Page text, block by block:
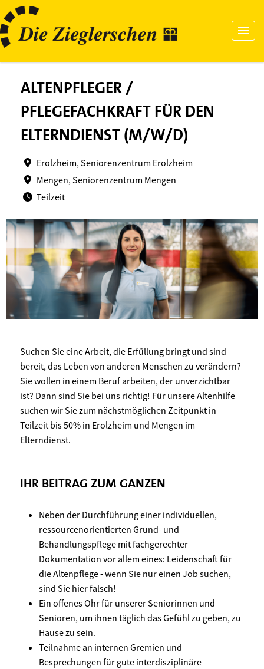
ALTENPFLEGER /
PFLEGEFACHKRAFT FÜR DEN
ELTERNDIENST (M/W/D)
Erolzheim, Seniorenzentrum Erolzheim
Mengen, Seniorenzentrum Mengen
Teilzeit
Suchen Sie eine Arbeit, die Erfüllung bringt und sind
bereit, das Leben von anderen Menschen zu verändern?
Sie wollen in einem Beruf arbeiten, der unverzichtbar
ist? Dann sind Sie bei uns richtig! Für unsere Altenhilfe
suchen wir Sie zum nächstmöglichen Zeitpunkt in
Teilzeit bis 50% in Erolzheim und Mengen im
Elterndienst.
IHR BEITRAG ZUM GANZEN
Neben der Durchführung einer individuellen,
ressourcenorientierten Grund- und
Behandlungspflege mit fachgerechter
Dokumentation vor allem eines: Leidenschaft für
die Altenpflege - wenn Sie nur einen Job suchen,
sind Sie hier falsch!
Ein offenes Ohr für unserer Seniorinnen und
Senioren, um ihnen täglich das Gefühl zu geben, zu
Hause zu sein.
Teilnahme an internen Gremien und
Besprechungen für gute interdisziplinäre